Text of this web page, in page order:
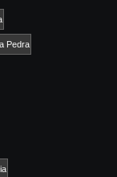
Pedra